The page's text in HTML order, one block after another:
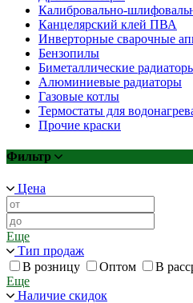
Калибровально-
Канцелярский клей ПВА
Инверторные сварочные
Бензопилы
Биметаллические
Алюминиевые радиаторы
Газовые котлы
Термостаты для
Прочие краски
Фильтр
Цена
Еще
Тип продаж
В розницу
Оптом
В
Еще
Наличие скидок